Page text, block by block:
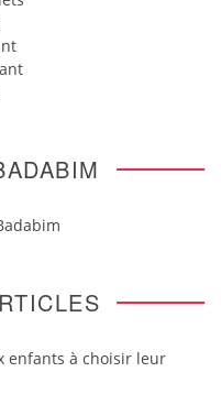
enfants à choisir leur